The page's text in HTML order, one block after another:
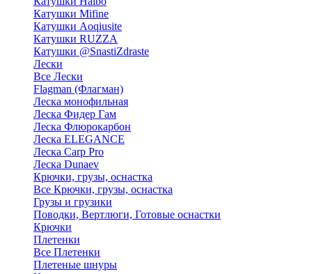
Катушки Mifine
Катушки Aoqiusite
Катушки RUZZA
Катушки @SnastiZdraste
Лески
Все Лески
Flagman (Флагман)
Леска монофильная
Леска Фидер Гам
Леска Флюрокарбон
Леска ELEGANCE
Леска Carp Pro
Леска Dunaev
Крючки, грузы, оснастка
Все Крючки, грузы, оснастка
Грузы и грузики
Поводки, Вертлюги, Готовые оснастки
Крючки
Плетенки
Все Плетенки
Плетеные шнуры